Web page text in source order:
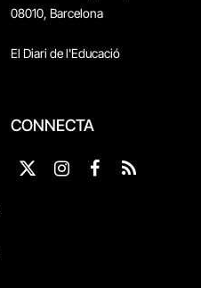
08010, Barcelona
El Diari de l'Educació
CONNECTA
X
Instagram
Facebook
RSS